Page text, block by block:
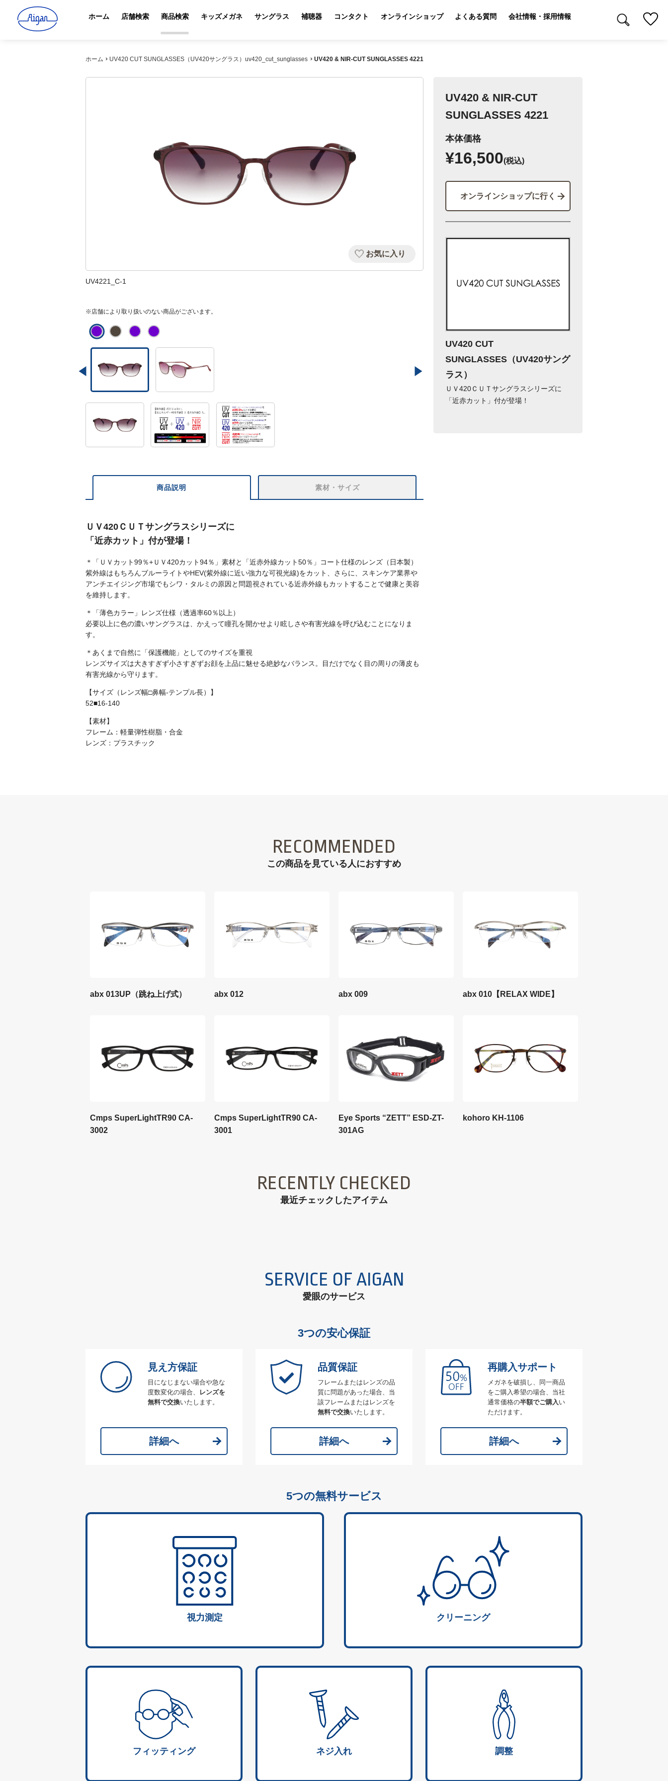
ホーム 店舗検索 商品検索 キッズメガネ サングラス 補聴器 コンタクト オンラインショップ よくある質問 会社情報・採用情報
ホーム UV420 CUT SUNGLASSES（UV420サングラス）uv420_cut_sunglasses UV420 & NIR-CUT SUNGLASSES 4221
お気に入り
UV4221_C-1
※店舗により取り扱いのない商品がございます。
商品説明 素材・サイズ
ＵＶ420ＣＵＴサングラスシリーズに
「近赤カット」付が登場！
＊「ＵＶカット99％+ＵＶ420カット94％」素材と「近赤外線カット50％」コート仕様のレンズ（日本製）
紫外線はもちろんブルーライトやHEV(紫外線に近い強力な可視光線)をカット、さらに、スキンケア業界や
アンチエイジング市場でもシワ・タルミの原因と問題視されている近赤外線もカットすることで健康と美容
を維持します。
＊「薄色カラー」レンズ仕様（透過率60％以上）
必要以上に色の濃いサングラスは、かえって瞳孔を開かせより眩しさや有害光線を呼び込むことになりま
す。
＊あくまで自然に「保護機能」としてのサイズを重視
レンズサイズは大きすぎず小さすぎずお顔を上品に魅せる絶妙なバランス。目だけでなく目の周りの薄皮も
有害光線から守ります。
【サイズ（レンズ幅□鼻幅-テンプル長）】
52■16-140
【素材】
フレーム：軽量弾性樹脂・合金
レンズ：プラスチック
UV420 & NIR-CUT
SUNGLASSES 4221
本体価格
¥16,500(税込)
オンラインショップに行く
UV420 CUT
SUNGLASSES（UV420サング
ラス）
ＵＶ420ＣＵＴサングラスシリーズに
「近赤カット」付が登場！
RECOMMENDED
この商品を見ている⼈におすすめ
abx 013UP（跳ね上げ式） abx 012 abx 009 abx 010【RELAX WIDE】
Cmps SuperLightTR90 CA-
3002
Cmps SuperLightTR90 CA-
3001
Eye Sports “ZETT” ESD-ZT-
301AG
kohoro KH-1106
RECENTLY CHECKED
最近チェックしたアイテム
SERVICE OF AIGAN
愛眼のサービス
3つの安心保証
見え方保証
目になじまない場合や急な
度数変化の場合、
レンズを
無料で交換いたします。
詳細へ
品質保証
フレームまたはレンズの品
質に問題があった場合、当
該フレームまたはレンズを
無料で交換いたします。
詳細へ
再購入サポート
メガネを破損し、同一商品
をご購入希望の場合、当社
通常価格の半額でご購入い
ただけます。
詳細へ
5つの無料サービス
視力測定 クリーニング
フィッティング ネジ入れ 調整